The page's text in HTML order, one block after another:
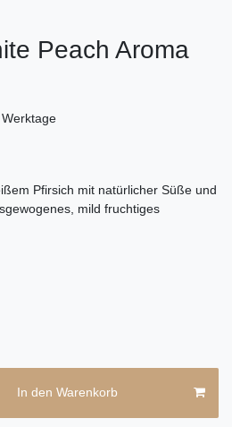
Peach Aroma
Pfirsich mit natürlicher Süße und
mild fruchtiges
In den Warenkorb